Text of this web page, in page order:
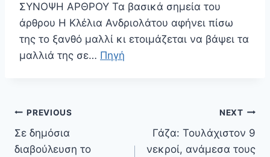
ΣΥΝΟΨΗ ΑΡΘΡΟΥ Τα βασικά σημεία του
άρθρου Η Κλέλια Ανδριολάτου αφήνει πίσω
της το ξανθό μαλλί κι ετοιμάζεται να βάψει τα
μαλλιά της σε… Πηγή
Πλοήγηση
άρθρων
PREVIOUS
Σε δημόσια
διαβούλευση το
NEXT
Γάζα: Τουλάχιστον 9
νεκροί, ανάμεσα τους